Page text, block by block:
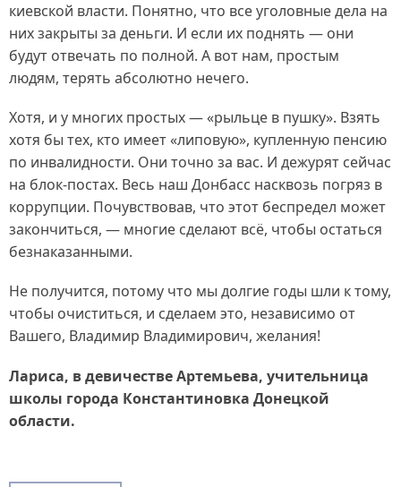
киевской власти. Понятно, что все уголовные дела на
них закрыты за деньги. И если их поднять — они
будут отвечать по полной. А вот нам, простым
людям, терять абсолютно нечего.
Хотя, и у многих простых — «рыльце в пушку». Взять
хотя бы тех, кто имеет «липовую», купленную пенсию
по инвалидности. Они точно за вас. И дежурят сейчас
на блок-постах. Весь наш Донбасс насквозь погряз в
коррупции. Почувствовав, что этот беспредел может
закончиться, — многие сделают всё, чтобы остаться
безнаказанными.
Не получится, потому что мы долгие годы шли к тому,
чтобы очиститься, и сделаем это, независимо от
Вашего, Владимир Владимирович, желания!
Лариса, в девичестве Артемьева, учительница
школы города Константиновка Донецкой
области.